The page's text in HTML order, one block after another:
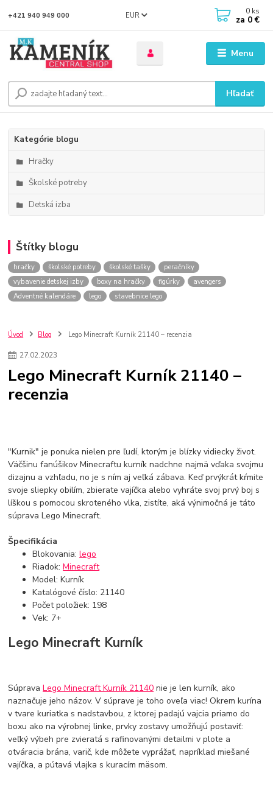
Menu
EUR
Hľadať
+421 940 949 000 0 ks
za 0 €
Kategórie blogu
Hračky
Školské potreby
Detská izba
Štítky blogu
hračky školské potreby školské tašky
peračníky
vybavenie detskej izby
boxy na hračky figúrky
avengers
Adventné kalendáre
lego stavebnice lego
Úvod Blog Lego Minecraft Kurník 21140 – recenzia
27.02.2023
Lego Minecraft Kurník 21140 –
recenzia
"Kurnik" je ponuka nielen pre ľudí, ktorým je blízky vidiecky život.
Väčšinu fanúšikov Minecraftu kurník nadchne najmä vďaka svojmu
dizajnu a vzhľadu, no je s ním aj veľká zábava. Keď prvýkrát kŕmite
svoje sliepky obilím, zbierate vajíčka alebo vyhráte svoj prvý boj s
líškou s pomocou skroteného vlka, zistíte, aká výnimočná je táto
súprava Lego Minecraft.
Špecifikácia
Blokovania:lego
Riadok:Minecraft
Model: Kurník
Katalógové číslo: 21140
Počet položiek: 198
Vek: 7+
Lego Minecraft Kurník
SúpravaLego Minecraft Kurník 21140 nie je len kurník, ako
naznačuje jeho názov. V súprave je toho oveľa viac! Okrem kurína
v tvare kuriatka s nadstavbou, z ktorej padajú vajcia priamo do
boxu ako na výrobnej linke, prvky zostavy umožňujú postaviť:
veľký výbeh pre zvieratá s rafinovanými detailmi v plote a
otváracia brána, varič, kde môžete vyprážať, napríklad miešané
vajíčka, a pútavá vlajka s kuracím mäsom.